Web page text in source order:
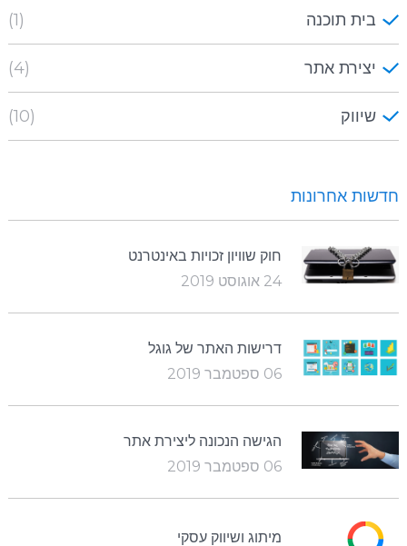
בית תוכנה (1)
יצירת אתר (4)
שיווק (10)
חדשות אחרונות
חוק שוויון זכויות באינטרנט
24 אוגוסט 2019
דרישות האתר של גוגל
06 ספטמבר 2019
הגישה הנכונה ליצירת אתר
06 ספטמבר 2019
מיתוג ושיווק עסקי